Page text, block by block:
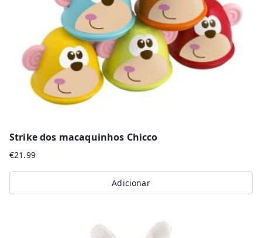
Strike dos macaquinhos Chicco
€21.99
Adicionar